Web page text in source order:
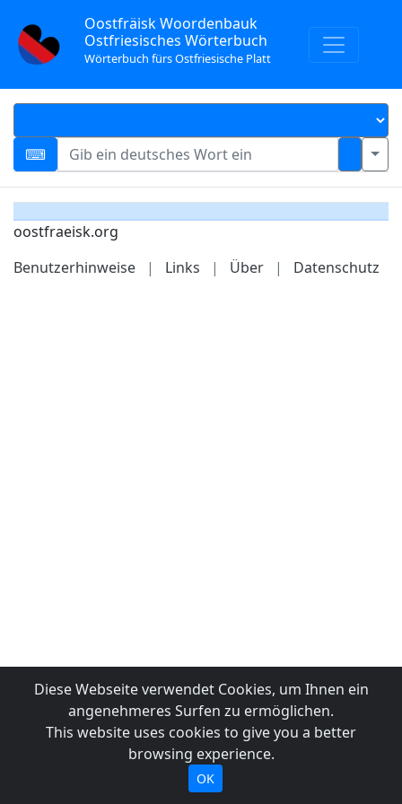
Oostfräisk Woordenbauk
Ostfriesisches Wörterbuch
Wörterbuch fürs Ostfriesische Platt
oostfraeisk.org
Benutzerhinweise
| Links | Über | Datenschutz
Diese Webseite verwendet Cookies, um Ihnen ein
angenehmeres Surfen zu ermöglichen.
This website uses cookies to give you a better
browsing experience.
OK